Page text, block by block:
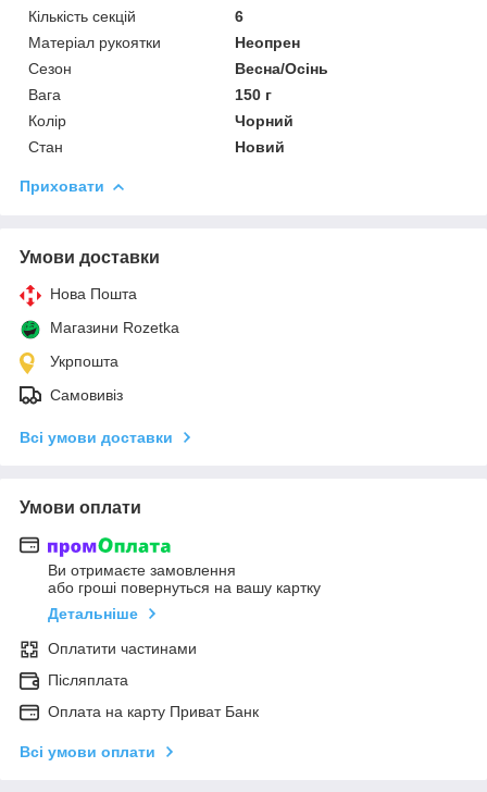
Кількість секцій
6
Матеріал рукоятки
Неопрен
Сезон
Весна/Осінь
Вага
150 г
Колір
Чорний
Стан
Новий
Приховати
Умови доставки
Нова Пошта
Магазини Rozetka
Укрпошта
Самовивіз
Всі умови доставки
Умови оплати
Ви отримаєте замовлення
або гроші повернуться на вашу картку
Детальніше
Оплатити частинами
Післяплата
Оплата на карту Приват Банк
Всі умови оплати